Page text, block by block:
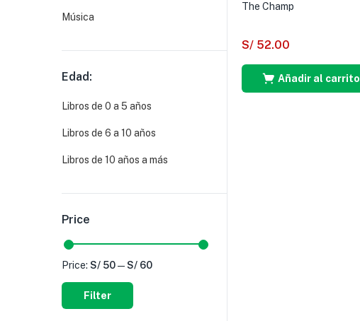
The Champ
S/ 52.00
Añadir al carrito
Música
Edad:
Libros de 0 a 5 años
Libros de 6 a 10 años
Libros de 10 años a más
Price
Filter
Price: S/ 50—S/ 60